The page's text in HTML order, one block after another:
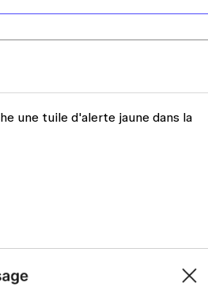
une tuile d'alerte jaune dans la